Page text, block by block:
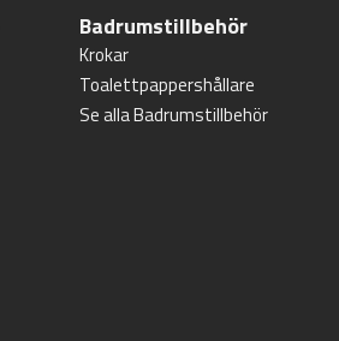
Badrumstillbehör
Krokar
Toalettpappershållare
Se alla Badrumstillbehör